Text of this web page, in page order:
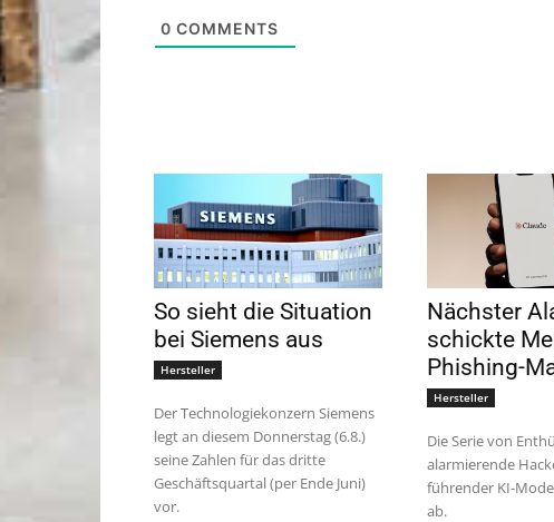
0 COMMENTS
So sieht die Situation
bei Siemens aus
Hersteller
Der Technologiekonzern Siemens
legt an diesem Donnerstag (6.8.)
seine Zahlen für das dritte
Geschäftsquartal (per Ende Juni)
vor.
Nächster
schickte
Phishing-
Hersteller
Die Serie von
alarmierende
führender KI-
ab.